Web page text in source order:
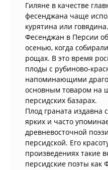
Гиляне в качестве
фесенджана чаще
курятина или говядина.
Фесенджан в Персии
осенью, когда
рощах. В это время
плоды с рубиново-
напоминающими
основным товаром на
персидских базарах.
Плод граната издавна
ярких и часто
древневосточной
персидской. Его
произведениях такие
персидские поэты как